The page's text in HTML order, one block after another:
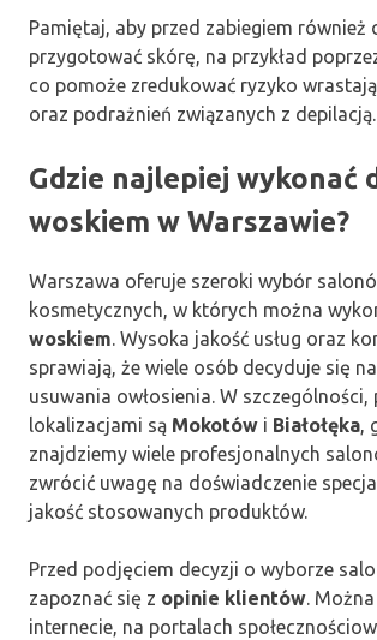
Pamiętaj, aby przed zabiegiem również
przygotować skórę, na przykład
co pomoże zredukować ryzyko
oraz podrażnień związanych z depilacją.
Gdzie najlepiej wykonać
woskiem w Warszawie?
Warszawa oferuje szeroki wybór
kosmetycznych, w których można
woskiem. Wysoka jakość usług oraz
sprawiają, że wiele osób decyduje się
usuwania owłosienia. W
lokalizacjami są Mokotów i Białołęka,
znajdziemy wiele profesjonalnych
zwrócić uwagę na doświadczenie
jakość stosowanych produktów.
Przed podjęciem decyzji o wyborze
zapoznać się z opinie klientów.
internecie, na portalach